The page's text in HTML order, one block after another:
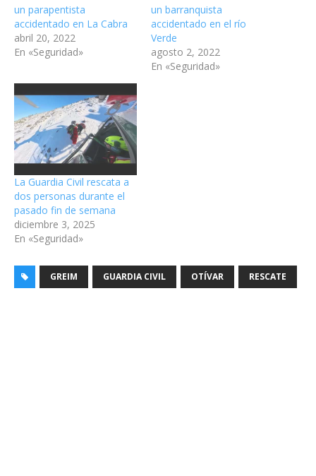
un parapentista
accidentado en La Cabra
abril 20, 2022
En «Seguridad»
un barranquista
accidentado en el río
Verde
agosto 2, 2022
En «Seguridad»
La Guardia Civil rescata a
dos personas durante el
pasado fin de semana
diciembre 3, 2025
En «Seguridad»
GREIM GUARDIA CIVIL OTÍVAR RESCATE